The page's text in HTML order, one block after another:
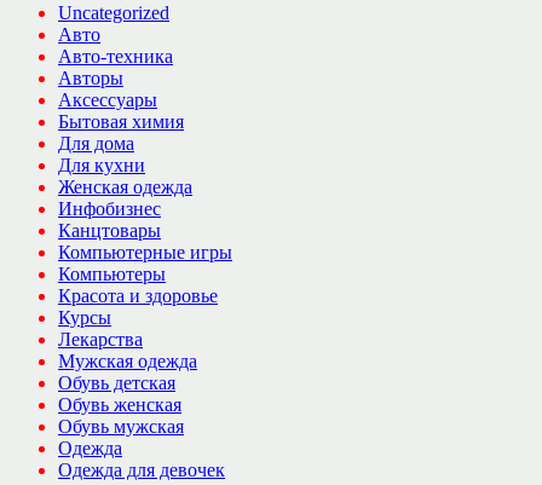
Uncategorized
Авто
Авто-техника
Авторы
Аксессуары
Бытовая химия
Для дома
Для кухни
Женская одежда
Инфобизнес
Канцтовары
Компьютерные игры
Компьютеры
Красота и здоровье
Курсы
Лекарства
Мужская одежда
Обувь детская
Обувь женская
Обувь мужская
Одежда
Одежда для девочек